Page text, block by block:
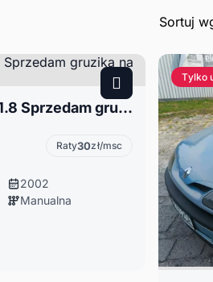
Sortuj
Renault Laguna II 1.8 Sprzedam gruzika na dojazdy
Raty30zł/msc
2002
Manualna
Tylko